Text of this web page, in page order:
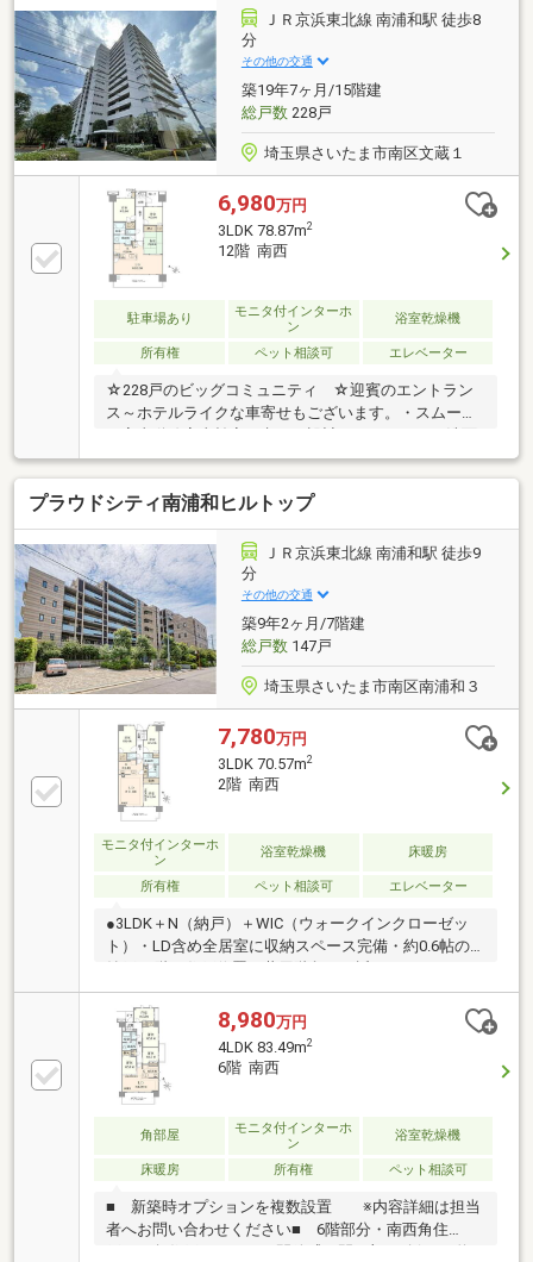
・・・等日照・眺望については永続的に保証されるも
のではありません。
ＪＲ京浜東北線 南浦和駅 徒歩8
分
その他の交通
築19年7ヶ月/15階建
総戸数228戸
埼玉県さいたま市南区文蔵１
6,980万円
3LDK 78.87m2
12階 南西
駐車場あり
モニタ付インターホ
ン
浴室乾燥機
所有権 ペット相談可 エレベーター
☆228戸のビッグコミュニティ ☆迎賓のエントラン
ス～ホテルライクな車寄せもございます。・スムーズ
室を行き来できる間取りです。・全居室収納付き＋ト
ランクルーム付き全居室に収納がついているだけでな
く、トランクルームもございます。用途に合わせて収
納の使い分けが可能です。・住まいの広がりを演出す
る7.0mのワイドスパン住戸・バルコニー側いっぱいに
広がる、 ワイドサッシュで開放的なリビング・ダイ
ニング
プラウドシティ南浦和ヒルトップ
ＪＲ京浜東北線 南浦和駅 徒歩9
分
その他の交通
築9年2ヶ月/7階建
総戸数147戸
埼玉県さいたま市南区南浦和３
7,780万円
3LDK 70.57m2
2階 南西
モニタ付インターホ
ン
浴室乾燥機 床暖房
所有権 ペット相談可 エレベーター
●3LDK＋N（納戸）＋WIC（ウォークインクローゼッ
ト）・LD含め全居室に収納スペース完備・約0.6帖の
ントランスへのアプローチも快適【設備・仕様】カウ
ンターキッチン/浄水器/食器洗浄機三面鏡裏収納/フル
オートバス/床暖房（LD部分）浴室暖房乾燥機/手洗い
カウンター等【共用施設】・キッズスペース・ラウン
ジ兼図書スペース・ベンダーコーナー・24時間ゴミス
テーション
8,980万円
4LDK 83.49m2
6階 南西
角部屋
モニタ付インターホ
ン
浴室乾燥機
床暖房 所有権 ペット相談可
■ 新築時オプションを複数設置 ※内容詳細は担当
者へお問い合わせください■ 6階部分・南西角住